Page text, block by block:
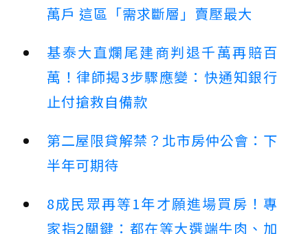
萬戶 這區「需求斷層」賣壓最大
基泰大直爛尾建商判退千萬再賠百
萬！律師揭3步驟應變：快通知銀行
止付搶救自備款
第二屋限貸解禁？北市房仲公會：下
半年可期待
8成民眾再等1年才願進場買房！專
家指2關鍵：都在等大選端牛肉、加